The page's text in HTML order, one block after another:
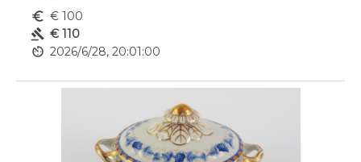
euro_symbol € 100
gavel € 110
av_timer 2026/6/28, 20:01:00